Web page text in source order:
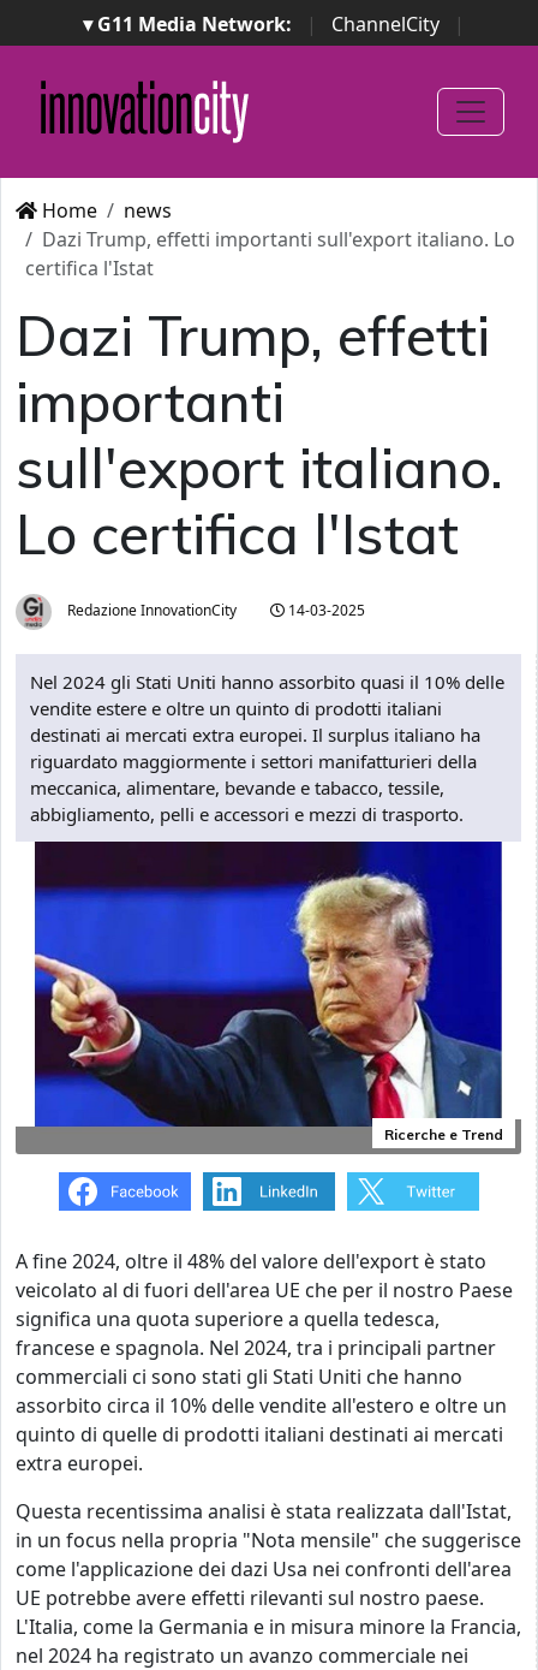
▾ G11 Media Network: | ChannelCity
|
ImpresaCity | SecurityOpenLab | Italian Channel
Awards
Italian Project Awards
Italian Security
Awards
Home
news
Dazi Trump, effetti importanti sull'export italiano. Lo
certifica l'Istat
Dazi Trump, effetti
importanti
sull'export italiano.
Lo certifica l'Istat
Redazione InnovationCity 14-03-2025
Nel 2024 gli Stati Uniti hanno assorbito quasi il 10% delle
vendite estere e oltre un quinto di prodotti italiani
destinati ai mercati extra europei. Il surplus italiano ha
riguardato maggiormente i settori manifatturieri della
meccanica, alimentare, bevande e tabacco, tessile,
abbigliamento, pelli e accessori e mezzi di trasporto.
Ricerche e Trend
A fine 2024, oltre il 48% del valore dell'export è stato
veicolato al di fuori dell'area UE che per il nostro Paese
significa una quota superiore a quella tedesca,
francese e spagnola. Nel 2024, tra i principali partner
commerciali ci sono stati gli Stati Uniti che hanno
assorbito circa il 10% delle vendite all'estero e oltre un
quinto di quelle di prodotti italiani destinati ai mercati
extra europei.
Questa recentissima analisi è stata realizzata dall'Istat,
in un focus nella propria "Nota mensile" che suggerisce
come l'applicazione dei dazi Usa nei confronti dell'area
UE potrebbe avere effetti rilevanti sul nostro paese.
L'Italia, come la Germania e in misura minore la Francia,
nel 2024 ha registrato un avanzo commerciale nei